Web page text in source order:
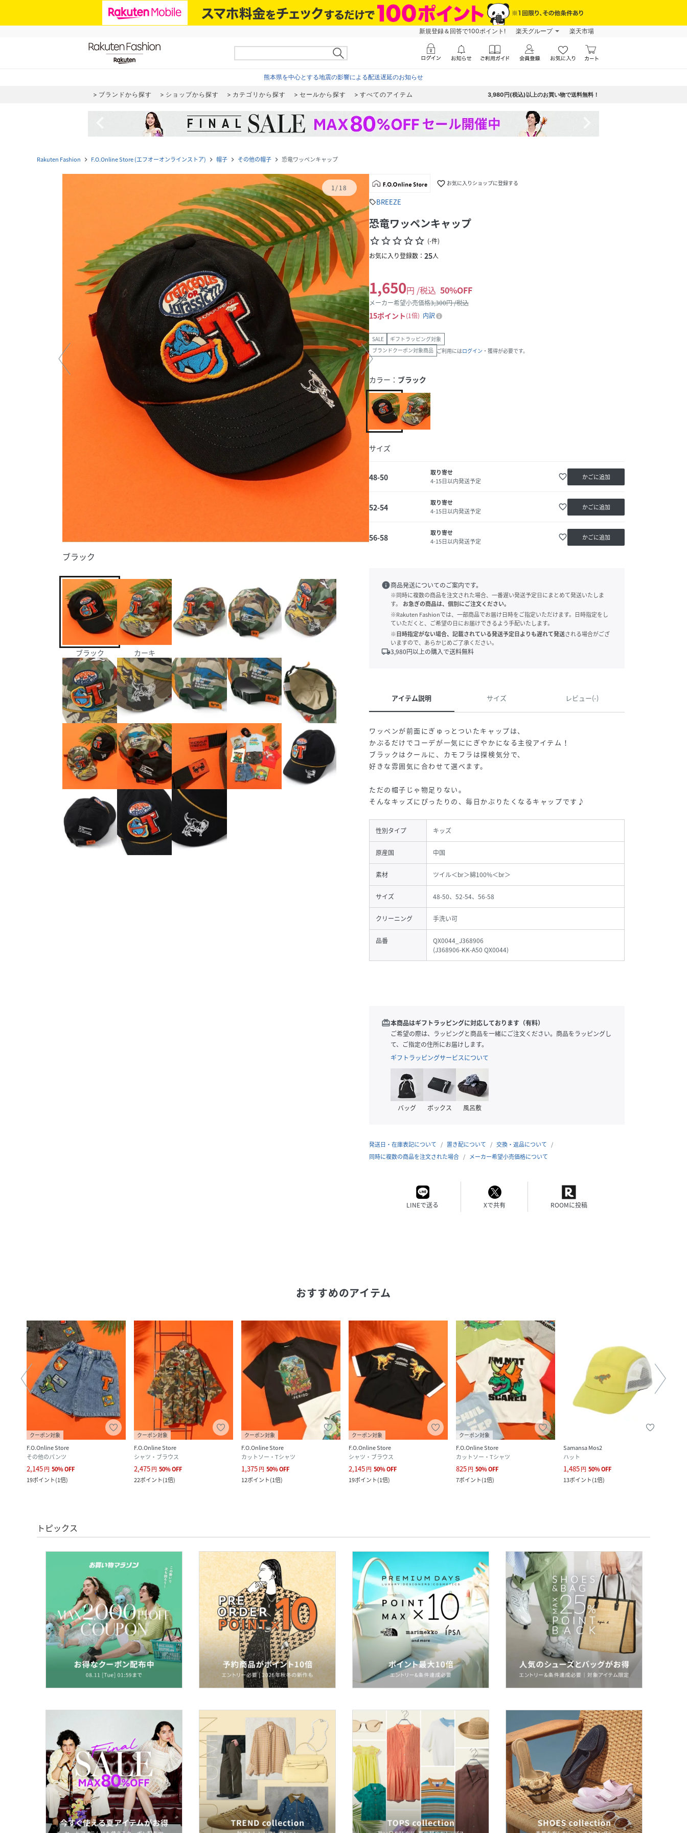
新規登録＆回答で100ポイント! 楽天グループ 楽天市場
熊本県を中心とする地震の影響による配送遅延のお知らせ
ブランドから探す ショップから探す カテゴリから探す セールから探す すべてのアイテム 3,980円(税込)以上のお買い物で送料無料！
Rakuten Fashion navigate_next F.O.Online Store (エフオーオンラインストア) navigate_next 帽子 navigate_next その他の帽子 navigate_next 恐竜ワッペンキャップ
1/18
ブラック
ブラック カーキ
favorite_border お気に入りショップに登録する
sellBREEZE
恐竜ワッペンキャップ
star_borderstar_borderstar_borderstar_borderstar_border (-件)
お気に入り登録数： 25人
1,650円 /税込 50%OFF
メーカー希望小売価格3,300円 /税込
15ポイント 1倍 内訳
SALE
ギフトラッピング対象
ブランドクーポン対象商品 ご利用にはログイン ・獲得が必要です。
カラー： ブラック
サイズ
48-50
取り寄せ
4-15日以内発送予定
favorite_border かごに追加
52-54
取り寄せ
4-15日以内発送予定
favorite_border かごに追加
56-58
取り寄せ
4-15日以内発送予定
favorite_border かごに追加
info商品発送についてのご案内です。
※同時に複数の商品を注文された場合、一番遅い発送予定日にまとめて発送いたしま
す。
お急ぎの商品は、個別にご注文ください。
※Rakuten Fashionでは、一部商品でお届け日時をご指定いただけます。日時指定をし
ていただくと、ご希望の日にお届けできるよう手配いたします。
※日時指定がない場合、記載されている発送予定日よりも遅れて発送される場合がござ
いますので、あらかじめご了承ください。
local_shipping3,980円以上の購入で送料無料
アイテム説明 サイズ レビュー(-)
ワッペンが前面にぎゅっとついたキャップは、
かぶるだけでコーデが一気ににぎやかになる主役アイテム！
ブラックはクールに、カモフラは探検気分で、
好きな雰囲気に合わせて選べます。
ただの帽子じゃ物足りない。
そんなキッズにぴったりの、毎日かぶりたくなるキャップです♪
性別タイプ キッズ
原産国 中国
素材 ツイル＜br＞綿100%＜br＞
サイズ 48-50、52-54、56-58
クリーニング 手洗い可
品番
QX0044_J368906
(J368906-KK-A50 QX0044)
redeem本商品はギフトラッピングに対応しております（有料）
ご希望の際は、ラッピングと商品を一緒にご注文ください。商品をラッピングし
て、ご指定の住所にお届けします。
ギフトラッピングサービスについて
バッグ ボックス 風呂敷
発送日・在庫表記について 置き配について
交換・返品について
同時に複数の商品を注文された場合
メーカー希望小売価格について
LINEで送る Xで共有 ROOMに投稿
おすすめのアイテム
クーポン対象
F.O.Online Store
その他のパンツ
2,145円 50%OFF
19ポイント(1倍)
クーポン対象
F.O.Online Store
シャツ・ブラウス
2,475円 50%OFF
22ポイント(1倍)
クーポン対象
F.O.Online Store
カットソー・Tシャツ
1,375円 50%OFF
12ポイント(1倍)
クーポン対象
F.O.Online Store
シャツ・ブラウス
2,145円 50%OFF
19ポイント(1倍)
クーポン対象
F.O.Online Store
カットソー・Tシャツ
825円 50%OFF
7ポイント(1倍)
Samansa Mos2
ハット
1,485円 50%OFF
13ポイント(1倍)
トピックス